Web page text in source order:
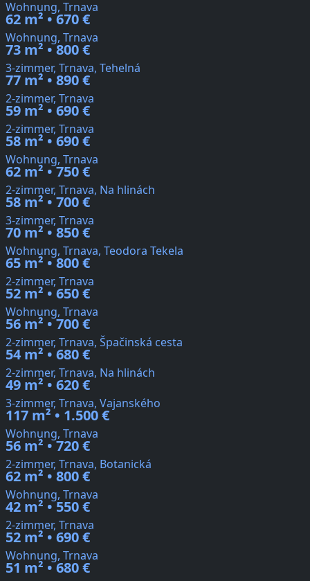
Wohnung, Trnava
62 m² • 670 €
Wohnung, Trnava
73 m² • 800 €
3-zimmer, Trnava, Tehelná
77 m² • 890 €
2-zimmer, Trnava
59 m² • 690 €
2-zimmer, Trnava
58 m² • 690 €
Wohnung, Trnava
62 m² • 750 €
2-zimmer, Trnava, Na hlinách
58 m² • 700 €
3-zimmer, Trnava
70 m² • 850 €
Wohnung, Trnava, Teodora Tekela
65 m² • 800 €
2-zimmer, Trnava
52 m² • 650 €
Wohnung, Trnava
56 m² • 700 €
2-zimmer, Trnava, Špačinská cesta
54 m² • 680 €
2-zimmer, Trnava, Na hlinách
49 m² • 620 €
3-zimmer, Trnava, Vajanského
117 m² • 1.500 €
Wohnung, Trnava
56 m² • 720 €
2-zimmer, Trnava, Botanická
62 m² • 800 €
Wohnung, Trnava
42 m² • 550 €
2-zimmer, Trnava
52 m² • 690 €
Wohnung, Trnava
51 m² • 680 €